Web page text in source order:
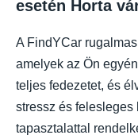
esetén Horta
A FindYCar
amelyek az Ön
teljes fedezetet, és
stressz és
tapasztalattal